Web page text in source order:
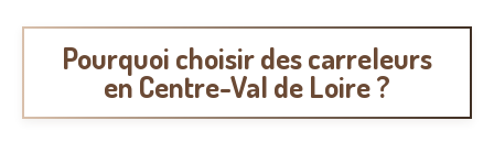
Pourquoi choisir des carreleurs
en Centre-Val de Loire ?